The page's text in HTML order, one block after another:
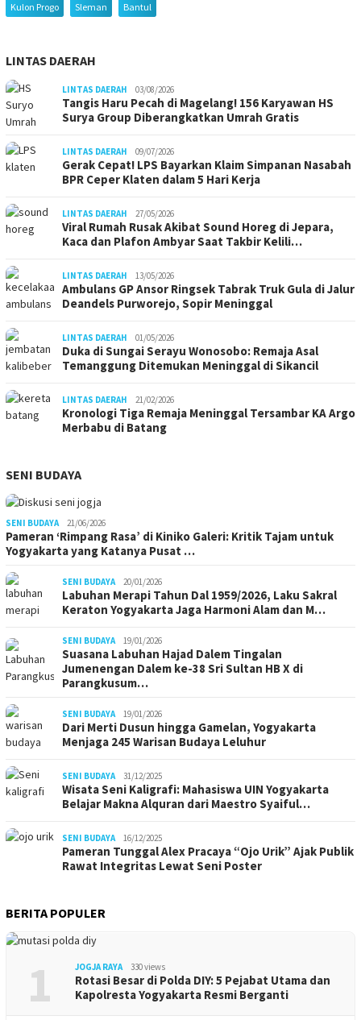
Kulon Progo Sleman Bantul
LINTAS DAERAH
LINTAS DAERAH 03/08/2026
Tangis Haru Pecah di Magelang! 156 Karyawan HS
Surya Group Diberangkatkan Umrah Gratis
LINTAS DAERAH 09/07/2026
Gerak Cepat! LPS Bayarkan Klaim Simpanan Nasabah
BPR Ceper Klaten dalam 5 Hari Kerja
LINTAS DAERAH 27/05/2026
Viral Rumah Rusak Akibat Sound Horeg di Jepara,
Kaca dan Plafon Ambyar Saat Takbir Kelili…
LINTAS DAERAH 13/05/2026
Ambulans GP Ansor Ringsek Tabrak Truk Gula di Jalur
Deandels Purworejo, Sopir Meninggal
LINTAS DAERAH 01/05/2026
Duka di Sungai Serayu Wonosobo: Remaja Asal
Temanggung Ditemukan Meninggal di Sikancil
LINTAS DAERAH 21/02/2026
Kronologi Tiga Remaja Meninggal Tersambar KA Argo
Merbabu di Batang
SENI BUDAYA
SENI BUDAYA 21/06/2026
Pameran ‘Rimpang Rasa’ di Kiniko Galeri: Kritik Tajam untuk
Yogyakarta yang Katanya Pusat …
SENI BUDAYA 20/01/2026
Labuhan Merapi Tahun Dal 1959/2026, Laku Sakral
Keraton Yogyakarta Jaga Harmoni Alam dan M…
SENI BUDAYA 19/01/2026
Suasana Labuhan Hajad Dalem Tingalan
Jumenengan Dalem ke-38 Sri Sultan HB X di
Parangkusum…
SENI BUDAYA 19/01/2026
Dari Merti Dusun hingga Gamelan, Yogyakarta
Menjaga 245 Warisan Budaya Leluhur
SENI BUDAYA 31/12/2025
Wisata Seni Kaligrafi: Mahasiswa UIN Yogyakarta
Belajar Makna Alquran dari Maestro Syaiful…
SENI BUDAYA 16/12/2025
Pameran Tunggal Alex Pracaya “Ojo Urik” Ajak Publik
Rawat Integritas Lewat Seni Poster
BERITA POPULER
1 JOGJA RAYA 330 views
Rotasi Besar di Polda DIY: 5 Pejabat Utama dan
Kapolresta Yogyakarta Resmi Berganti